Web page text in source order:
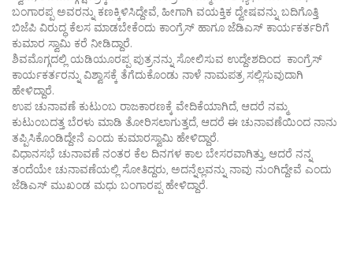
ಬಂಗಾರಪ್ಪ ಅವರನ್ನು ಕಣಕ್ಕಿಳಿಸಿದ್ದೇವೆ, ಹೀಗಾಗಿ ವಯಕ್ತಿಕ ದ್ವೇಷವನ್ನು ಬದಿಗೊತ್ತಿ
ಬಿಜೆಪಿ ವಿರುದ್ಧ ಕೆಲಸ ಮಾಡಬೇಕೆಂದು ಕಾಂಗ್ರೆಸ್ ಹಾಗೂ ಜೆಡಿಎಸ್ ಕಾರ್ಯಕರ್ತರಿಗೆ
ಕುಮಾರ ಸ್ವಾಮಿ ಕರೆ ನೀಡಿದ್ದಾರೆ.
ಶಿವಮೊಗ್ಗದಲ್ಲಿ ಯಡಿಯೂರಪ್ಪ ಪುತ್ರನನ್ನು ಸೋಲಿಸುವ ಉದ್ದೇಶದಿಂದ ಕಾಂಗ್ರೆಸ್
ಕಾರ್ಯಕರ್ತರನ್ನು ವಿಶ್ವಾಸಕ್ಕೆ ತೆಗೆದುಕೊಂಡು ನಾಳೆ ನಾಮಪತ್ರ ಸಲ್ಲಿಸುವುದಾಗಿ
ಹೇಳಿದ್ದಾರೆ.
ಉಪ ಚುನಾವಣೆ ಕುಟುಂಬ ರಾಜಕಾರಣಕ್ಕೆ ವೇದಿಕೆಯಾಗಿದೆ, ಆದರೆ ನಮ್ಮ
ಕುಟುಂಬದತ್ತ ಬೆರಳು ಮಾಡಿ ತೋರಿಸಲಾಗುತ್ತದೆ, ಆದರೆ ಈ ಚುನಾವಣೆಯಿಂದ ನಾನು
ತಪ್ಪಿಸಿಕೊಂಡಿದ್ದೇನೆ ಎಂದು ಕುಮಾರಸ್ವಾಮಿ ಹೇಳಿದ್ದಾರೆ.
ವಿಧಾನಸಭೆ ಚುನಾವಣೆ ನಂತರ ಕೆಲ ದಿನಗಳ ಕಾಲ ಬೇಸರವಾಗಿತ್ತು, ಆದರೆ ನನ್ನ
ತಂದೆಯೇ ಚುನಾವಣೆಯಲ್ಲಿ ಸೋತಿದ್ದರು, ಅದನ್ನೆಲ್ಲವನ್ನು ನಾವು ನುಂಗಿದ್ದೇವೆ ಎಂದು
ಜೆಡಿಎಸ್ ಮುಖಂಡ ಮಧು ಬಂಗಾರಪ್ಪ ಹೇಳಿದ್ದಾರೆ.